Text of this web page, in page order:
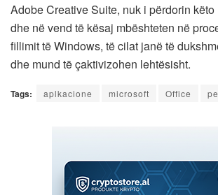
Adobe Creative Suite, nuk i përdorin
dhe në vend të kësaj mbështeten në
fillimit të Windows, të cilat janë të
dhe mund të çaktivizohen lehtësisht.
Tags: aplkacione microsoft Office